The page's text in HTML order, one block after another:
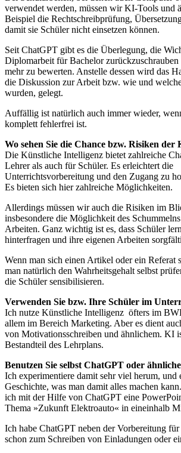
verwendet werden, müssen wir KI-Tools und
Beispiel die Rechtschreibprüfung,
damit sie Schüler nicht einsetzen können.
Seit ChatGPT gibt es die Überlegung, die
Diplomarbeit für Bachelor
mehr zu bewerten. Anstelle dessen wird das
die Diskussion zur Arbeit bzw. wie und
wurden, gelegt.
Auffällig ist natürlich auch immer wieder,
komplett fehlerfrei ist.
Wo sehen Sie die Chance bzw. Risiken der
Die Künstliche Intelligenz bietet zahlreiche
Lehrer als auch für Schüler. Es erleichtert die
Unterrichtsvorbereitung und den Zugang zu
Es bieten sich hier zahlreiche Möglichkeiten.
Allerdings müssen wir auch die Risiken im
insbesondere die Möglichkeit des
Arbeiten. Ganz wichtig ist es, dass Schüler
hinterfragen und ihre eigenen Arbeiten
Wenn man sich einen Artikel oder ein Referat
man natürlich den Wahrheitsgehalt selbst
die Schüler sensibilisieren.
Verwenden Sie bzw. Ihre Schüler im
Ich nutze Künstliche Intelligenz öfters im
allem im Bereich Marketing. Aber es dient
von Motivationsschreiben und ähnlichem. KI
Bestandteil des Lehrplans.
Benutzen Sie selbst ChatGPT oder
Ich experimentiere damit sehr viel herum, und
Geschichte, was man damit alles machen
ich mit der Hilfe von ChatGPT eine
Thema »Zukunft Elektroauto« in eineinhalb
Ich habe ChatGPT neben der Vorbereitung
schon zum Schreiben von Einladungen oder